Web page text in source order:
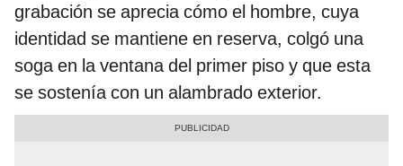
grabación se aprecia cómo el hombre, cuya
identidad se mantiene en reserva, colgó una
soga en la ventana del primer piso y que esta
se sostenía con un alambrado exterior.